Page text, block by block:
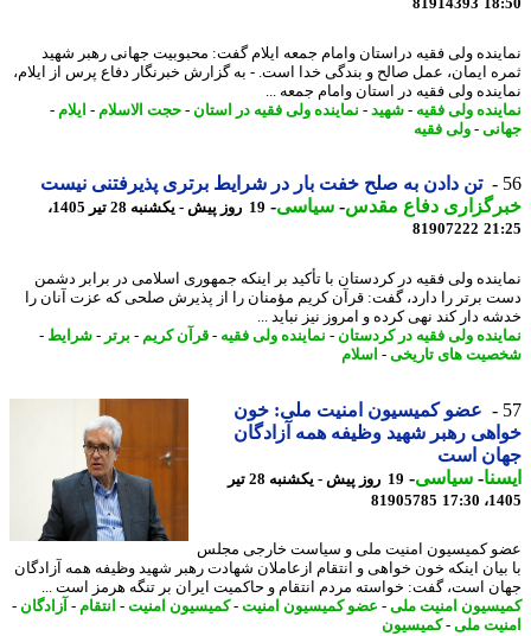
81914393
ولی فقیه دراستان وامام جمعه ایلام گفت: محبوبیت جهانی رهبر شهید
ایمان، عمل صالح و بندگی خدا است. - به گزارش خبرنگار دفاع پرس از ایلام،
ولی فقیه در استان وامام جمعه ...
ولی فقیه -شهید-نماینده ولی فقیه در استان-حجت الاسلام-ایلام -
-ولی فقیه
تن دادن به صلح خفت بار در شرایط برتری پذیرفتنی نیست
دفاع مقدس-سیاسی-
19 روز پیش - یکشنبه 28 تیر 1405،
81907222
ولی فقیه در کردستان با تأکید بر اینکه جمهوری اسلامی در برابر دشمن
برتر را دارد، گفت: قرآن کریم مؤمنان را از پذیرش صلحی که عزت آنان را
دار کند نهی کرده و امروز نیز نباید ...
ولی فقیه در کردستان-نماینده ولی فقیه -قرآن کریم- برتر - شرایط
های تاریخی -اسلام
عضو کمیسیون امنیت ملی: خون
رهبر شهید وظیفه همه آزادگان
است
-سیاسی-
19 روز پیش - یکشنبه 28 تیر
81905785
کمیسیون امنیت ملی و سیاست خارجی مجلس
اینکه خون خواهی و انتقام ازعاملان شهادت رهبر شهید وظیفه همه آزادگان
است، گفت: خواسته مردم انتقام و حاکمیت ایران بر تنگه هرمز است ...
امنیت ملی -عضو کمیسیون امنیت-کمیسیون امنیت-انتقام-آزادگان-
ملی -کمیسیون